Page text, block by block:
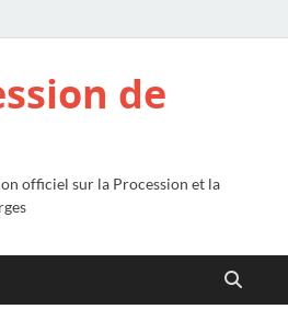
de
officiel sur la Procession et la